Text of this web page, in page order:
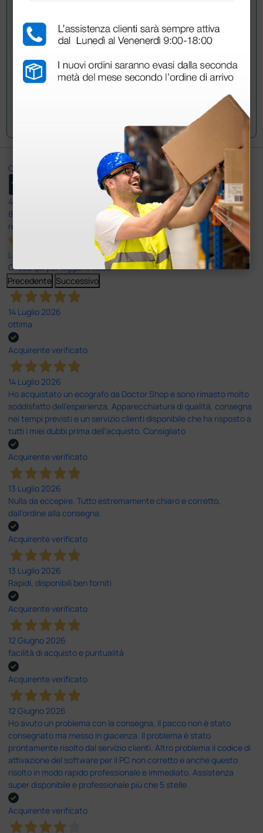
Ottimo
4,6
8.330
recensioni
Le nostre recensioni a 4 e 5 stelle.
Clicca qui per leggerle tutte >
Precedente Successivo
14 Luglio 2026
ottima
Acquirente verificato
14 Luglio 2026
Ho acquistato un ecografo da Doctor Shop e sono rimasto molto
soddisfatto dell'esperienza. Apparecchiatura di qualità, consegna
nei tempi previsti e un servizio clienti disponibile che ha risposto a
tutti i miei dubbi prima dell'acquisto. Consigliato
Acquirente verificato
13 Luglio 2026
Nulla da eccepire. Tutto estremamente chiaro e corretto,
dall’ordine alla consegna.
Acquirente verificato
13 Luglio 2026
Rapidi, disponibili ben forniti
Acquirente verificato
12 Giugno 2026
facilità di acquisto e puntualità
Acquirente verificato
12 Giugno 2026
Ho avuto un problema con la consegna, il pacco non è stato
consegnato ma messo in giacenza. Il problema è stato
prontamente risolto dal servizio clienti. Altro problema il codice di
attivazione del software per il PC non corretto e anche questo
risolto in modo rapido professionale e immediato. Assistenza
super disponibile e professionale più che 5 stelle
Acquirente verificato